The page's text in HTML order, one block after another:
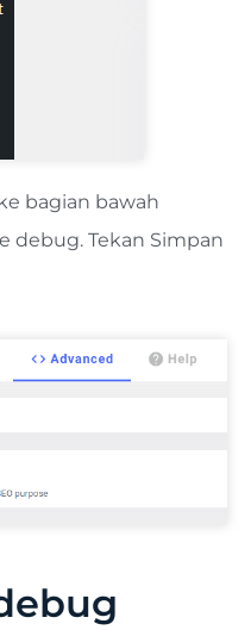
bagian bawah
debug. Tekan Simpan